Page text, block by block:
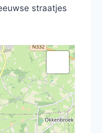
straatjes